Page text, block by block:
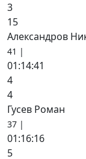
3
15
Александров
41 |
01:14:41
4
4
Гусев Роман
37 |
01:16:16
5